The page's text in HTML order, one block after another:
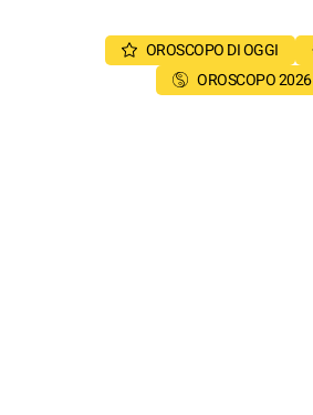
OROSCOPO DI OGGI
OROSCOPO 2026